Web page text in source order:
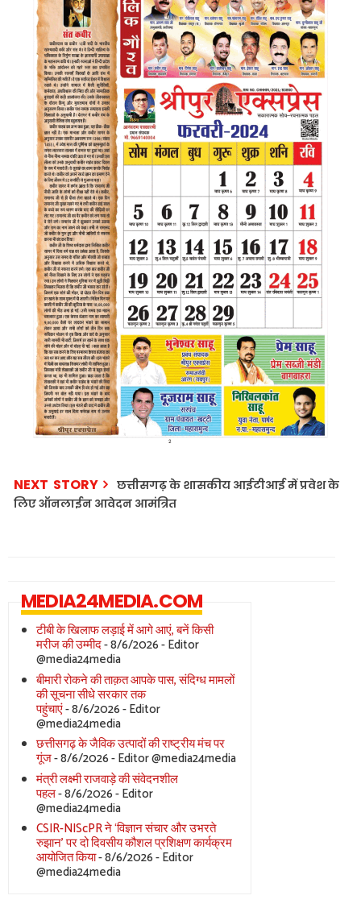
NEXT STORY
छत्तीसगढ़ के शासकीय आईटीआई में प्रवेश के
लिए ऑनलाईन आवेदन आमंत्रित
MEDIA24MEDIA.COM
टीबी के खिलाफ लड़ाई में आगे आएं, बनें किसी
मरीज की उम्मीद- 8/6/2026- Editor
@media24media
बीमारी रोकने की ताक़त आपके पास, संदिग्ध मामलों
की सूचना सीधे सरकार तक
पहुंचाएं- 8/6/2026- Editor
@media24media
छत्तीसगढ़ के जैविक उत्पादों की राष्ट्रीय मंच पर
गूंज- 8/6/2026- Editor @media24media
मंत्री लक्ष्मी राजवाड़े की संवेदनशील
पहल- 8/6/2026- Editor
@media24media
CSIR-NIScPR ने ‘विज्ञान संचार और उभरते
रुझान’ पर दो दिवसीय कौशल प्रशिक्षण कार्यक्रम
आयोजित किया- 8/6/2026- Editor
@media24media